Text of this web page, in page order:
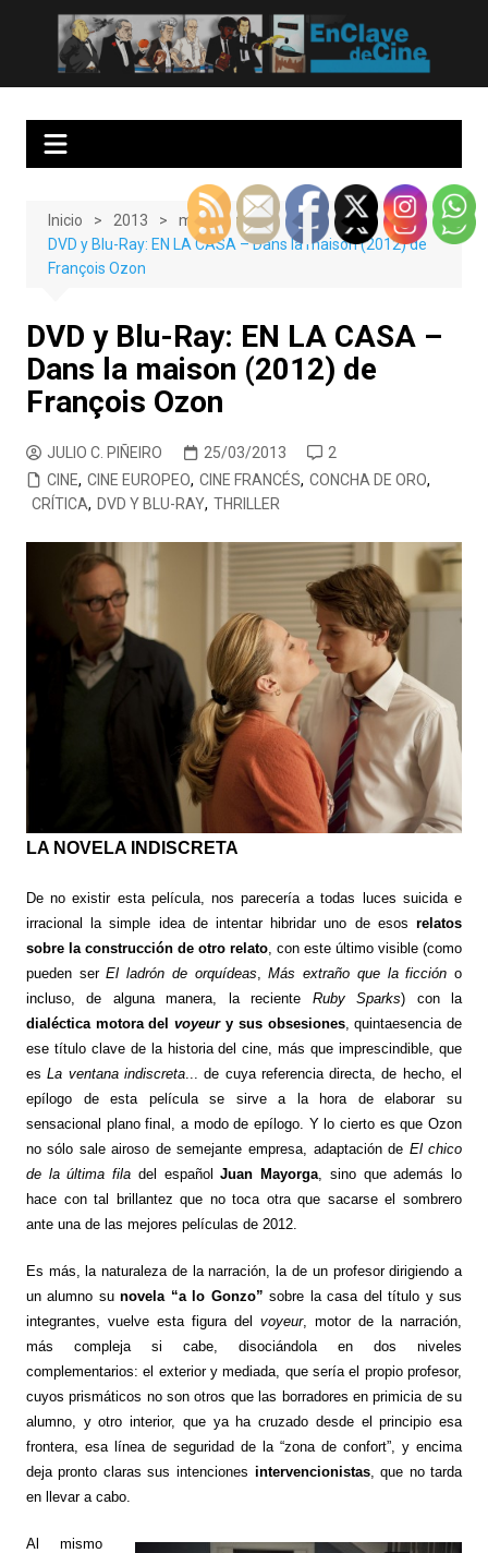
contenido
EnClave de Cine
Crítica cinematográfica y audiovisual. Punto de encuentro para los
Inicio 2013
marzo
DVD y Blu-Ray: EN LA CASA – Dans la maison (2012) de
François Ozon
DVD y Blu-Ray: EN LA CASA –
Dans la maison (2012) de
François Ozon
JULIO C. PIÑEIRO 25/03/2013
2
CINE, CINE EUROPEO, CINE FRANCÉS, CONCHA DE ORO,
CRÍTICA, DVD Y BLU-RAY, THRILLER
LA NOVELA INDISCRETA
De no existir esta película, nos parecería a todas luces suicida e
irracional la simple idea de intentar hibridar uno de esosrelatos
sobre la construcción de otro relato , con este último visible (como
pueden serEl ladrón de orquídeas ,Más extraño que la ficción o
incluso, de alguna manera, la reciente Ruby Sparks) con la
dialéctica motora delvoyeur y sus obsesiones, quintaesencia de
ese título clave de la historia del cine, más que imprescindible, que
esLa ventana indiscreta... de cuya referencia directa, de hecho, el
epílogo de esta película se sirve a la hora de elaborar su
sensacional plano final, a modo de epílogo. Y lo cierto es que Ozon
no sólo sale airoso de semejante empresa, adaptación de El chico
de la última fila del españolJuan Mayorga , sino que además lo
hace con tal brillantez que no toca otra que sacarse el sombrero
ante una de las mejores películas de 2012.
Es más, la naturaleza de la narración, la de un profesor dirigiendo a
un alumno sunovela “a lo Gonzo” sobre la casa del título y sus
integrantes, vuelve esta figura del voyeur, motor de la narración,
más compleja si cabe, disociándola en dos niveles
complementarios: el exterior y mediada, que sería el propio profesor,
cuyos prismáticos no son otros que las borradores en primicia de su
alumno, y otro interior, que ya ha cruzado desde el principio esa
frontera, esa línea de seguridad de la “zona de confort”, y encima
deja pronto claras sus intenciones intervencionistas, que no tarda
en llevar a cabo.
Al mismo